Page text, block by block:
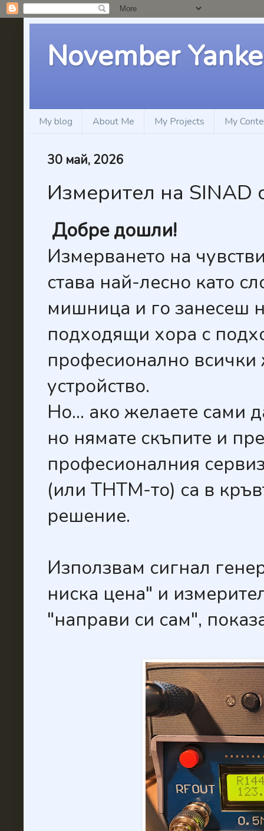
November
My blog About Me My Projects My
30 май, 2026
Измерител на SINAD
Добре дошли!
Измерването на
става най-лесно като
мишница и го занесеш
подходящи хора с
професионално
устройство.
Но... ако желаете сами
но нямате скъпите и
професионалния
(или ТНТМ-то) са в
решение.
Използвам сигнал
ниска цена" и
"направи си сам",